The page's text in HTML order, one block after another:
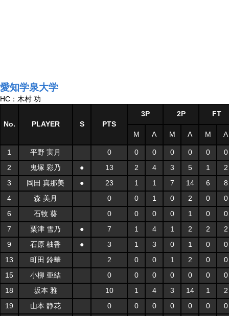
愛知学泉大学
HC：木村 功
No. PLAYER S PTS
3P 2P FT
M A M A M A
1 平野 実月 0 0 0 0 0 0
0
2
鬼塚 彩乃 ● 13 2 4 3 5 1
2
3
岡田 真那美 ● 23 1 1 7 14 6
8
4
森 美月 0 0 1 0 2 0
0
6
石牧 葵 0 0 0 0 1 0
0
7
粟津 雪乃 ● 7 1 4 1 2 2
2
9
石原 柚香 ● 3 1 3 0 1 0
0
13
町田 鈴華 2 0 0 1 2 0
0
15
小柳 亜結 0 0 0 0 0 0
0
18
坂本 雅 10 1 4 3 14 1
2
19
山本 静花 0 0 0 0 0 0
0